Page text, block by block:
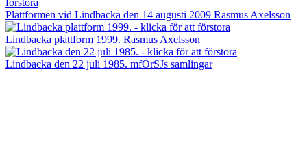
Plattformen vid Lindbacka den 14 augusti 2009 Rasmus Axelsson
Lindbacka plattform 1999. Rasmus Axelsson
Lindbacka den 22 juli 1985. mfÖrSJs samlingar